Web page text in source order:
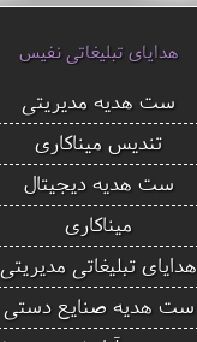
هدایای تبلیغاتی نفیس
ست هدیه مدیریتی
تندیس میناکاری
ست هدیه دیجیتال
میناکاری
هدایای تبلیغاتی مدیریتی
ست هدیه صنایع دستی